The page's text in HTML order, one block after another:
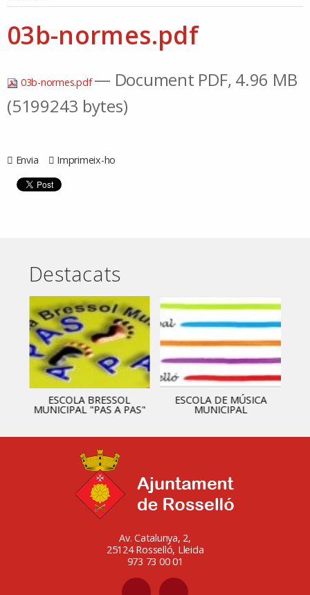
03b-normes.pdf
03b-normes.pdf— Document PDF, 4.96 MB
(5199243 bytes)
Envia Imprimeix-ho
Destacats
ESCOLA BRESSOL
MUNICIPAL "PAS A PAS"
ESCOLA DE MÚSICA
MUNICIPAL
Av. Catalunya, 2,
25124 Rosselló, Lleida
973 73 00 01